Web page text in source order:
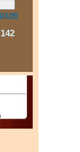
142